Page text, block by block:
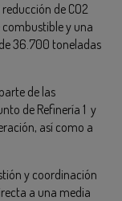
de CO2
y una
36.700 toneladas
de las
de Refinería 1 y
así como a
y coordinación
a una media